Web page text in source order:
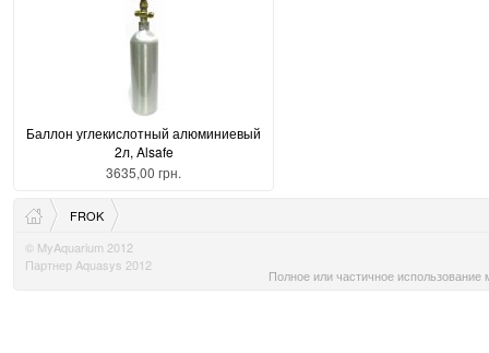
Баллон углекислотный алюминиевый
2л, Alsafe
3635,00 грн.
FROK
© MyAquarium 2012
Партнер Aquasys 2012
Полное или частичное